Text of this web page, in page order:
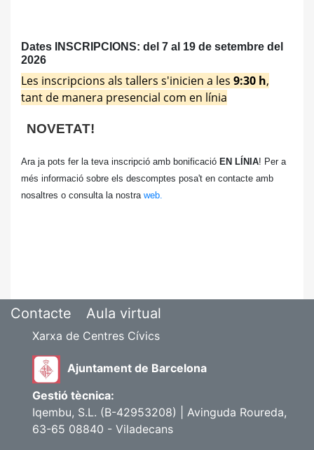
Dates INSCRIPCIONS: del 7 al 19 de setembre del
2026
Les inscripcions als tallers s'inicien a les 9:30 h,
tant de manera presencial com en línia
NOVETAT!
Ara ja pots fer la teva inscripció amb bonificació EN LÍNIA! Per a
més informació sobre els descomptes posa't en contacte amb
nosaltres o consulta la nostra web.
Contacte Aula virtual
Xarxa de Centres Cívics
Ajuntament de Barcelona
Gestió tècnica:
Iqembu, S.L. (B-42953208) | Avinguda Roureda,
63-65 08840 - Viladecans